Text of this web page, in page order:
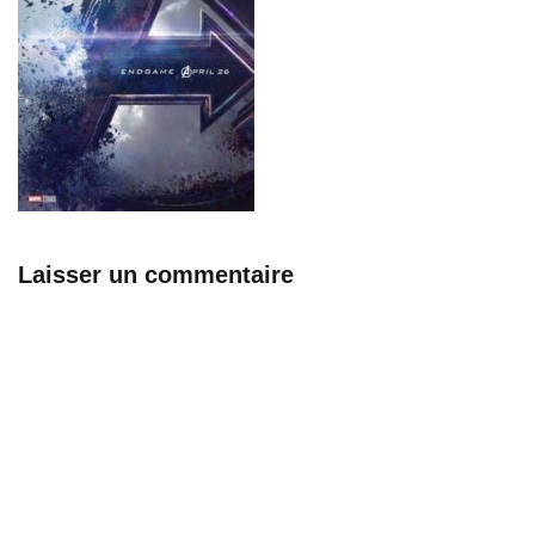
Laisser un commentaire